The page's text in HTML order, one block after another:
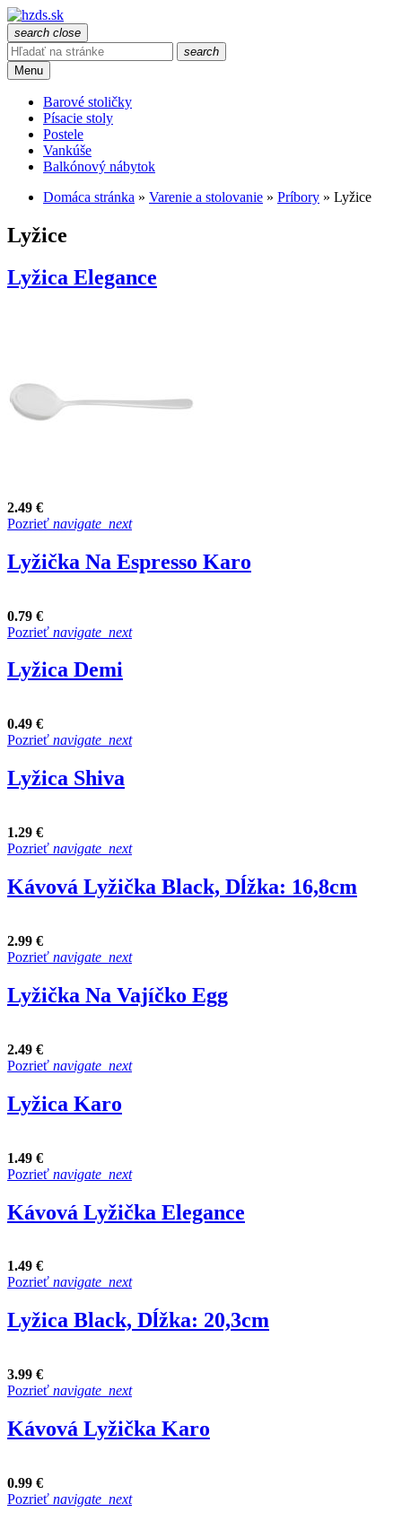
search close
search
Menu
Barové stoličky
Písacie stoly
Postele
Vankúše
Balkónový nábytok
Domáca stránka » Varenie a stolovanie » Príbory » Lyžice
Lyžice
Lyžica Elegance
2.49 €
Pozrieť navigate_next
Lyžička Na Espresso Karo
0.79 €
Pozrieť navigate_next
Lyžica Demi
0.49 €
Pozrieť navigate_next
Lyžica Shiva
1.29 €
Pozrieť navigate_next
Kávová Lyžička Black, Dĺžka: 16,8cm
2.99 €
Pozrieť navigate_next
Lyžička Na Vajíčko Egg
2.49 €
Pozrieť navigate_next
Lyžica Karo
1.49 €
Pozrieť navigate_next
Kávová Lyžička Elegance
1.49 €
Pozrieť navigate_next
Lyžica Black, Dĺžka: 20,3cm
3.99 €
Pozrieť navigate_next
Kávová Lyžička Karo
0.99 €
Pozrieť navigate_next